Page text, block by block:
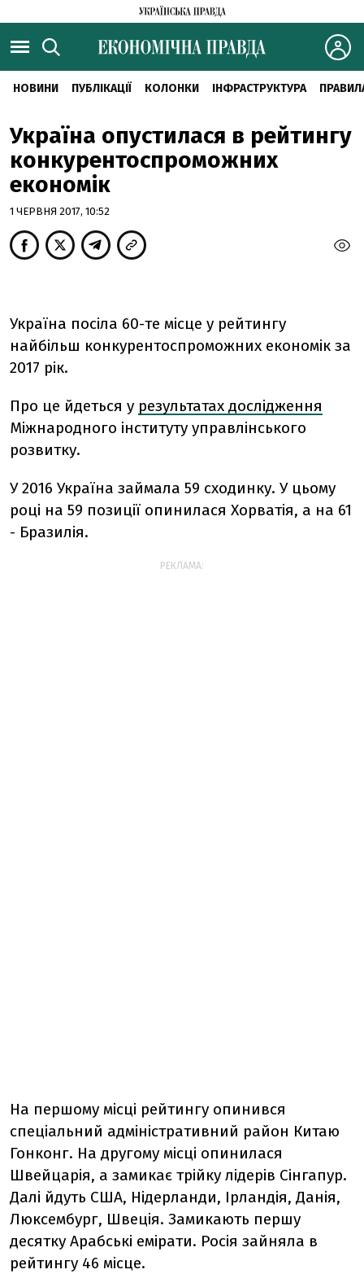
НОВИНИ ПУБЛІКАЦІЇ КОЛОНКИ ІНФРАСТРУКТУРА
Україна опустилася в рейтингу
конкурентоспроможних
економік
1 ЧЕРВНЯ 2017, 10:52
Україна посіла 60-те місце у рейтингу
найбільш конкурентоспроможних економік за
2017 рік.
Про це йдеться у результатах дослідження
Міжнародного інституту управлінського
розвитку.
У 2016 Україна займала 59 сходинку. У цьому
році на 59 позиції опинилася Хорватія, а на 61
- Бразилія.
РЕКЛАМА:
На першому місці рейтингу опинився
спеціальний адміністративний район Китаю
Гонконг. На другому місці опинилася
Швейцарія, а замикає трійку лідерів Сінгапур.
Далі йдуть США, Нідерланди, Ірландія, Данія,
Люксембург, Швеція. Замикають першу
десятку Арабські емірати. Росія зайняла в
рейтингу 46 місце.